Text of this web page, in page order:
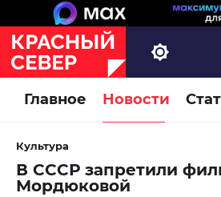
Главное Новости
Культура
В СССР запретили
Мордюковой